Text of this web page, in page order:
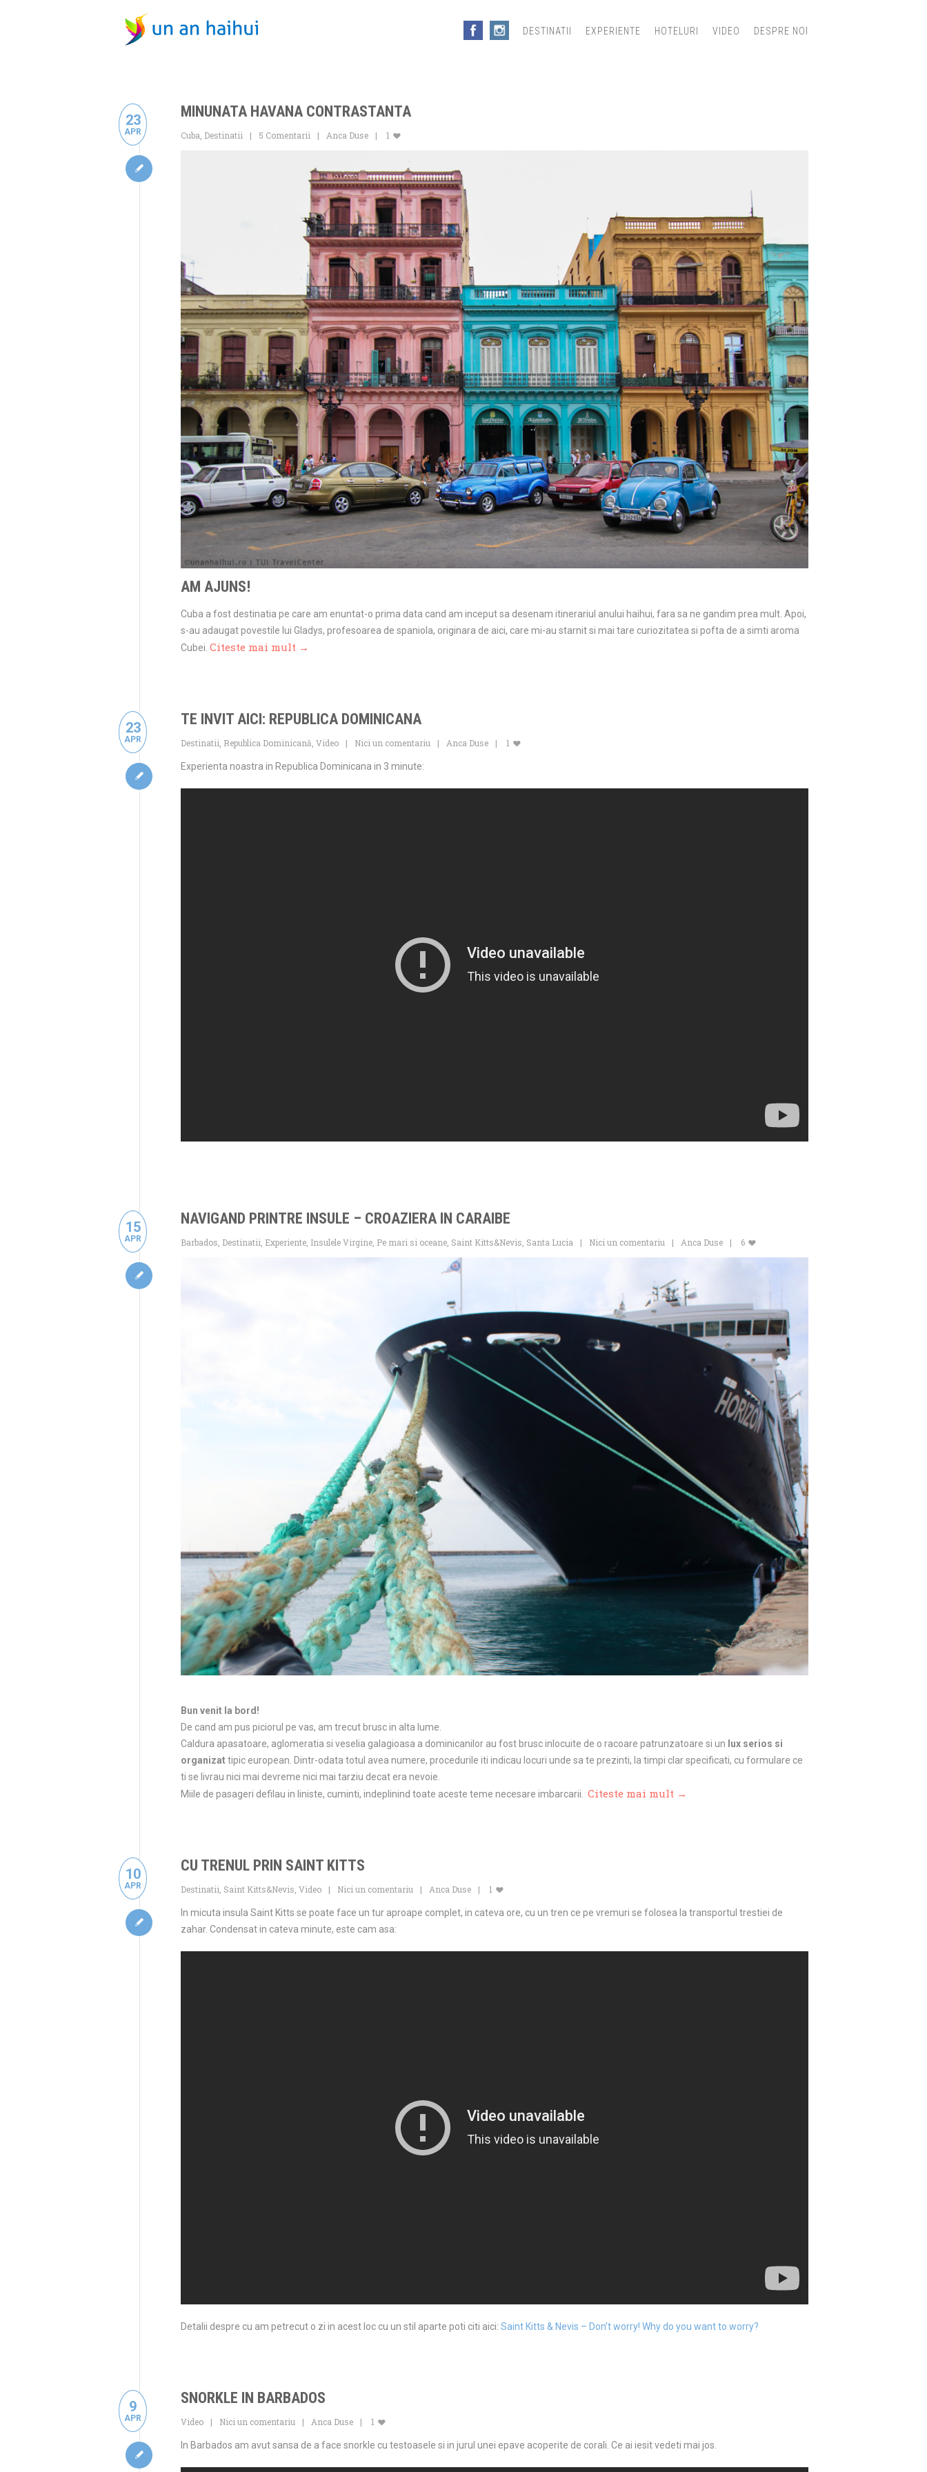
DESTINATII EXPERIENTE HOTELURI VIDEO DESPRE NOI
23
APR
MINUNATA HAVANA CONTRASTANTA
Cuba Destinatii 5 Comentarii Anca Duse 1
AM AJUNS!
Cuba a fost destinatia pe care am enuntat-o prima data cand am inceput sa desenam itinerariul anului haihui, fara sa ne gandim prea mult. Apoi,
s-au adaugat povestile lui Gladys, profesoarea de spaniola, originara de aici, care mi-au starnit si mai tare curiozitatea si pofta de a simti aroma
Cubei. Citeste mai mult →
23
APR
TE INVIT AICI: REPUBLICA DOMINICANA
Destinatii Republica Dominicană Video Nici un comentariu Anca Duse 1
Experienta noastra in Republica Dominicana in 3 minute:
15
APR
NAVIGAND PRINTRE INSULE – CROAZIERA IN CARAIBE
Barbados Destinatii Experiente Insulele Virgine Pe mari si oceane Saint Kitts&Nevis Santa Lucia Nici un comentariu Anca Duse 6
Bun venit la bord!
De cand am pus piciorul pe vas, am trecut brusc in alta lume.
Caldura apasatoare, aglomeratia si veselia galagioasa a dominicanilor au fost brusc inlocuite de o racoare patrunzatoare si un lux serios si
organizattipic european. Dintr-odata totul avea numere, procedurile iti indicau locuri unde sa te prezinti, la timpi clar specificati, cu formulare ce
ti se livrau nici mai devreme nici mai tarziu decat era nevoie.
Miile de pasageri defilau in liniste, cuminti, indeplinind toate aceste teme necesare imbarcarii. Citeste mai mult →
10
APR
CU TRENUL PRIN SAINT KITTS
Destinatii Saint Kitts&Nevis Video Nici un comentariu Anca Duse 1
In micuta insula Saint Kitts se poate face un tur aproape complet, in cateva ore, cu un tren ce pe vremuri se folosea la transportul trestiei de
zahar. Condensat in cateva minute, este cam asa:
Detalii despre cu am petrecut o zi in acest loc cu un stil aparte poti citi aici: Saint Kitts & Nevis – Don’t worry! Why do you want to worry?
9
APR
SNORKLE IN BARBADOS
Video Nici un comentariu Anca Duse 1
In Barbados am avut sansa de a face snorkle cu testoasele si in jurul unei epave acoperite de corali. Ce ai iesit vedeti mai jos.